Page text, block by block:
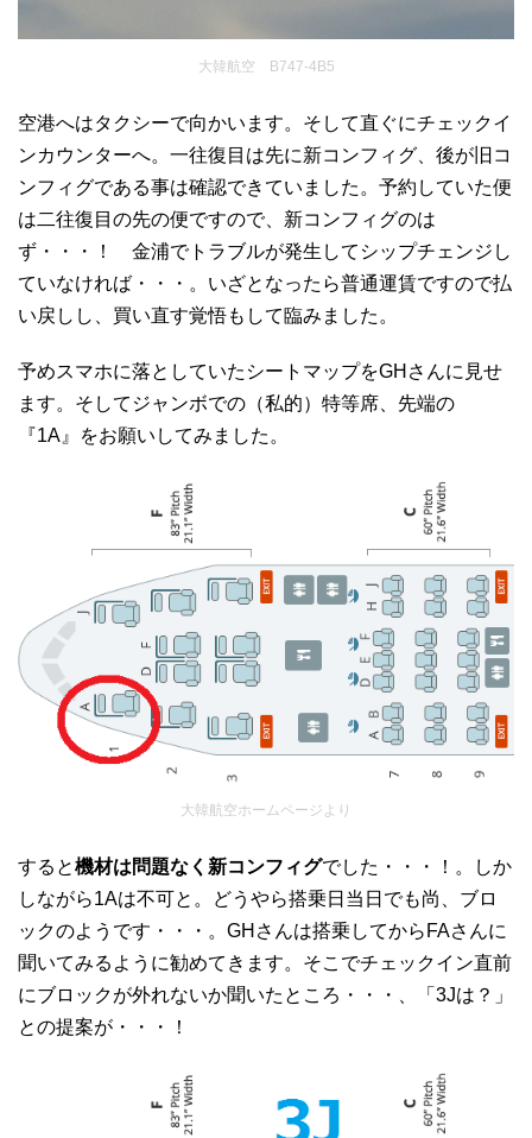
大韓航空 B747-4B5
空港へはタクシーで向かいます。そして直ぐにチェックイ
ンカウンターへ。一往復目は先に新コンフィグ、後が旧コ
ンフィグである事は確認できていました。予約していた便
は二往復目の先の便ですので、新コンフィグのは
ず・・・！ 金浦でトラブルが発生してシップチェンジし
ていなければ・・・。いざとなったら普通運賃ですので払
い戻しし、買い直す覚悟もして臨みました。
予めスマホに落としていたシートマップをGHさんに見せ
ます。そしてジャンボでの（私的）特等席、先端の
『1A』をお願いしてみました。
大韓航空ホームページより
すると機材は問題なく新コンフィグでした・・・！。しか
しながら1Aは不可と。どうやら搭乗日当日でも尚、ブロ
ックのようです・・・。GHさんは搭乗してからFAさんに
聞いてみるように勧めてきます。そこでチェックイン直前
にブロックが外れないか聞いたところ・・・、「3Jは？」
との提案が・・・！